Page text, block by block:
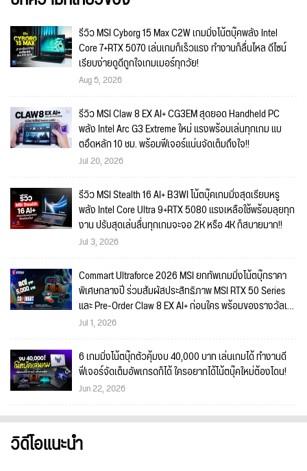
รีวิว MSI Cyborg 15 Max C2W เกมมิ่งโน้ตบุ๊คพลัง Intel
Core 7+RTX 5070 เล่นเกมก็เร็วแรง ทำงานก็ลื่นไหล ดีไซน์
เรียบง่ายดูดีถูกใจเกมเมอร์ทุกวัย!
Aug 5, 2026
รีวิว MSI Claw 8 EX AI+ CG3EM สุดยอด Handheld PC
พลัง Intel Arc G3 Extreme ใหม่ แรงพร้อมเล่นทุกเกม แบ
ตอึดหลัก 10 ชม. พร้อมฟีเจอร์แน่นจัดเต็มถึงใจ!!
Jul 20, 2026
รีวิว MSI Stealth 16 AI+ B3WI โน้ตบุ๊คเกมมิ่งสุดเรียบหรู
พลัง Intel Core Ultra 9+RTX 5080 แรงเหลือใช้พร้อมลุยทุก
งาน ปรับสุดเล่นลื่นทุกเกมจะจอ 2K หรือ 4K ก็สบายมาก!!
Jul 3, 2026
Commart Ultraforce 2026 MSI ยกทัพเกมมิ่งโน้ตบุ๊กราคา
พิเศษกลางปี ร่วมสัมผัสประสิทธิภาพ MSI RTX 50 Series
และ Pre-Order Claw 8 EX AI+ ก่อนใคร พร้อมของรางวัลเข้า
ร่วมกิจกรรมในงาน!
Jul 1, 2026
6 เกมมิ่งโน้ตบุ๊กตัวคุ้มงบ 40,000 บาท เล่นเกมได้ ทำงานดี
ฟีเจอร์จัดเต็มอัพเกรดก็ได้ ใครอยากได้โน้ตบุ๊คใหม่ต้องโดน!
Jun 22, 2026
วิดีโอแนะนำ